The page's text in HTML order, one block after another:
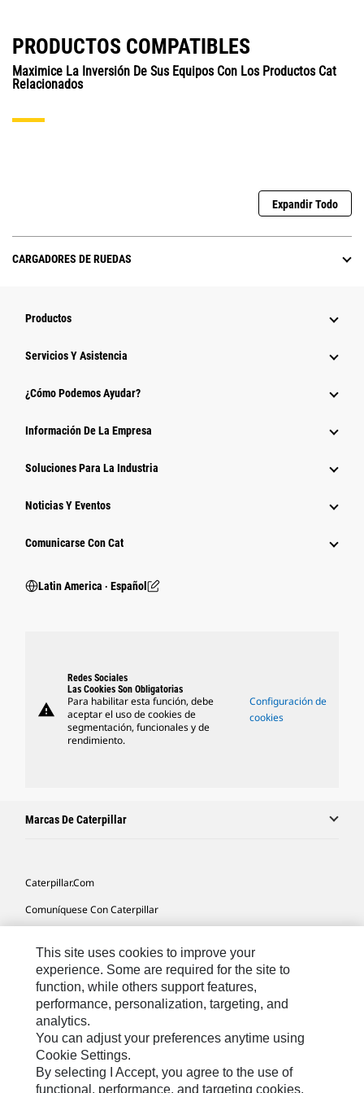
PRODUCTOS COMPATIBLES
Maximice La Inversión De Sus Equipos Con Los Productos Cat
Relacionados
Expandir Todo
CARGADORES DE RUEDAS
Productos
Servicios Y Asistencia
¿Cómo Podemos Ayudar?
Información De La Empresa
Soluciones Para La Industria
Noticias Y Eventos
Comunicarse Con Cat
Latin America ‧ Español
warning
Redes Sociales
Las Cookies Son Obligatorias
Para habilitar esta función, debe
aceptar el uso de cookies de
segmentación, funcionales y de
rendimiento.
Configuración de
cookies
Marcas De Caterpillar
Caterpillar.com
Comuníquese Con Caterpillar
Mapa Del Sitio
Cookie Settings
Avisos Legales
Privacidad
This site uses cookies to improve your
experience. Some are required for the site to
function, while others support features,
performance, personalization, targeting, and
analytics.
You can adjust your preferences anytime using
Cookie Settings.
By selecting I Accept, you agree to the use of
functional, performance, and targeting cookies.